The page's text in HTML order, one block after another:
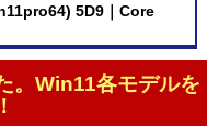
5D9｜Core
。Win11各モデルを